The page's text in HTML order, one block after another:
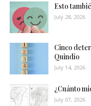
Esto
July 28, 2026
Cinco
Quindío
July 14, 2026
¿Cuánto
July 07, 2026